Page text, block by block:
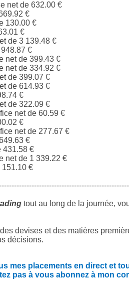
net de 632.00 €
€
130.00 €
€
de 3 139.48 €
€
net de 399.43 €
net de 334.92 €
de 399.07 €
de 614.93 €
€
de 322.09 €
net de 60.59 €
€
net de 277.67 €
€
431.58 €
net de 1 339.22 €
151.10 €
tout au long de la journée,
devises et des matières
décisions.
mes placements en direct et
pas à vous abonnez à mon